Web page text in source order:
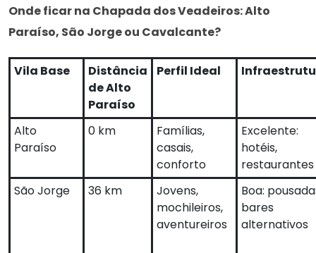
Onde ficar na Chapada dos Veadeiros: Alto
Paraíso, São Jorge ou Cavalcante?
Vila Base
Distância
de Alto
Paraíso
Perfil Ideal
Alto
Paraíso
0 km
Famílias,
casais,
conforto
Excelente:
hotéis,
restaurantes
São Jorge
36 km
Jovens,
mochileiros,
aventureiros
Boa:
bares
alternativos